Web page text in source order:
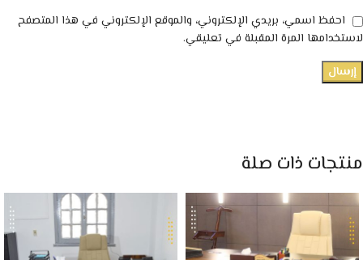
احفظ اسمي، بريدي الإلكتروني، والموقع الإلكتروني في هذا المتصفح
لاستخدامها المرة المقبلة في تعليقي.
منتجات ذات صلة